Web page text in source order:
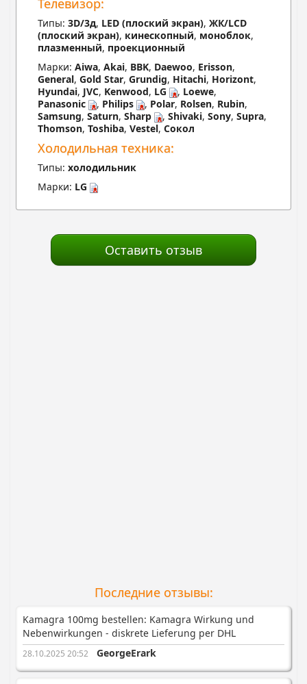
Телевизор:
Типы: 3D/3д, LED (плоский экран), ЖК/LCD
(плоский экран), кинескопный, моноблок,
плазменный, проекционный
Марки: Aiwa, Akai, BBK, Daewoo, Erisson,
General, Gold Star, Grundig, Hitachi, Horizont,
Hyundai, JVC, Kenwood, LG , Loewe,
Panasonic
, Philips , Polar, Rolsen, Rubin,
Samsung, Saturn, Sharp , Shivaki, Sony, Supra,
Thomson, Toshiba, Vestel, Сокол
Холодильная техника:
Типы: холодильник
Марки: LG
Оставить отзыв
Последние отзывы:
Kamagra 100mg bestellen: Kamagra Wirkung und
Nebenwirkungen - diskrete Lieferung per DHL
28.10.2025 20:52 GeorgeErark